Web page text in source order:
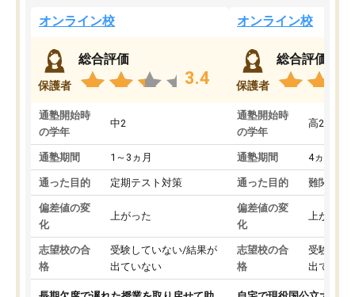
オンライン校
保護者
総合評価
3.4
通塾開始時
の学年
中2
通塾期間 1～3ヵ月
通った目的 定期テスト対策
偏差値の変
化
上がった
志望校の合
格
受験していない/結果が
出ていない
オンライン校
保護者
総合評価
通塾開始時
の学年
高2
通塾期間 4ヵ月～1
通った目的 難関私立
偏差値の変
化
上がった
志望校の合
格
受験して
出ていな